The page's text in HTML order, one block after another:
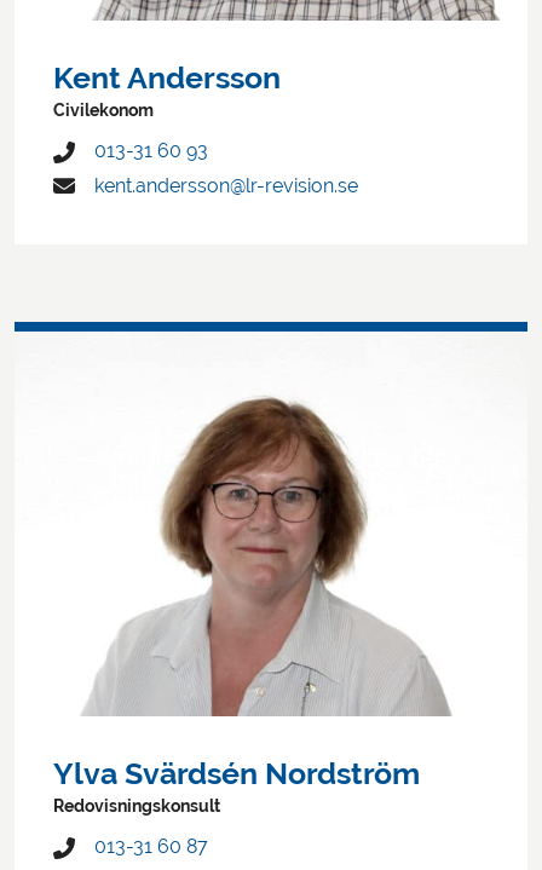
Kent Andersson
Civilekonom
013-31 60 93
kent.andersson@lr-revision.se
Ylva Svärdsén Nordström
Redovisningskonsult
013-31 60 87